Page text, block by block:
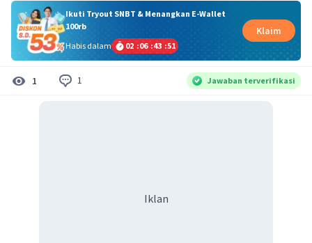
Ikuti Tryout SNBT & Menangkan E-Wallet
100rb
Habis dalam
02 :06 :43 :50
Klaim
1 1 Jawaban terverifikasi
Iklan